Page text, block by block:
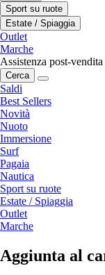
Sport su ruote
Estate / Spiaggia
Outlet
Marche
Assistenza post-
Cerca
Saldi
Best Sellers
Novità
Nuoto
Immersione
Surf
Pagaia
Nautica
Sport su ruote
Estate / Spiaggia
Outlet
Marche
Aggiunta al